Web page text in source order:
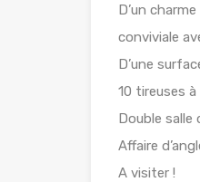
D’un
conviviale
D’une
10 tireuses
Double salle
Affaire
A visiter !